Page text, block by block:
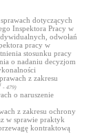
dotyczących
Inspektora Pracy w
odwołań
pracy w
stosunku pracy
o nadaniu decyzjom
z zakresu
- 479)
o naruszenie
z zakresu ochrony
w sprawie praktyk
kontraktową